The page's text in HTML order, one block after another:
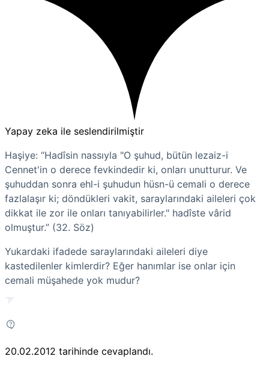
Yapay zeka ile seslendirilmiştir
Haşiye: “Hadîsin nassıyla "O şuhud, bütün lezaiz-i
Cennet'in o derece fevkindedir ki, onları unutturur. Ve
şuhuddan sonra ehl-i şuhudun hüsn-ü cemali o derece
fazlalaşır ki; döndükleri vakit, saraylarındaki aileleri çok
dikkat ile zor ile onları tanıyabilirler." hadîste vârid
olmuştur.” (32. Söz)
Yukardaki ifadede saraylarındaki aileleri diye
kastedilenler kimlerdir? Eğer hanımlar ise onlar için
cemali müşahede yok mudur?
20.02.2012 tarihinde cevaplandı.